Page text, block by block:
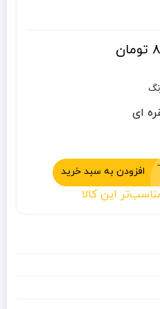
تومان
ای
افزودن به سبد خرید
این کالا